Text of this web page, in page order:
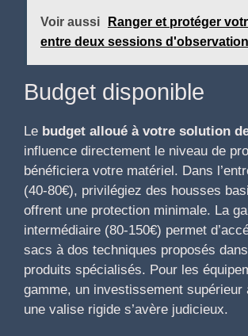
Voir aussi
Ranger et protéger
entre deux sessions d'observation
Budget disponible
Le budget alloué à votre solution
influence directement le niveau de
bénéficiera votre matériel. Dans
(40-80€), privilégiez des housses
offrent une protection minimale. La
intermédiaire (80-150€) permet
sacs à dos techniques proposés
produits spécialisés. Pour les
gamme, un investissement supérieur
une valise rigide s’avère judicieux.